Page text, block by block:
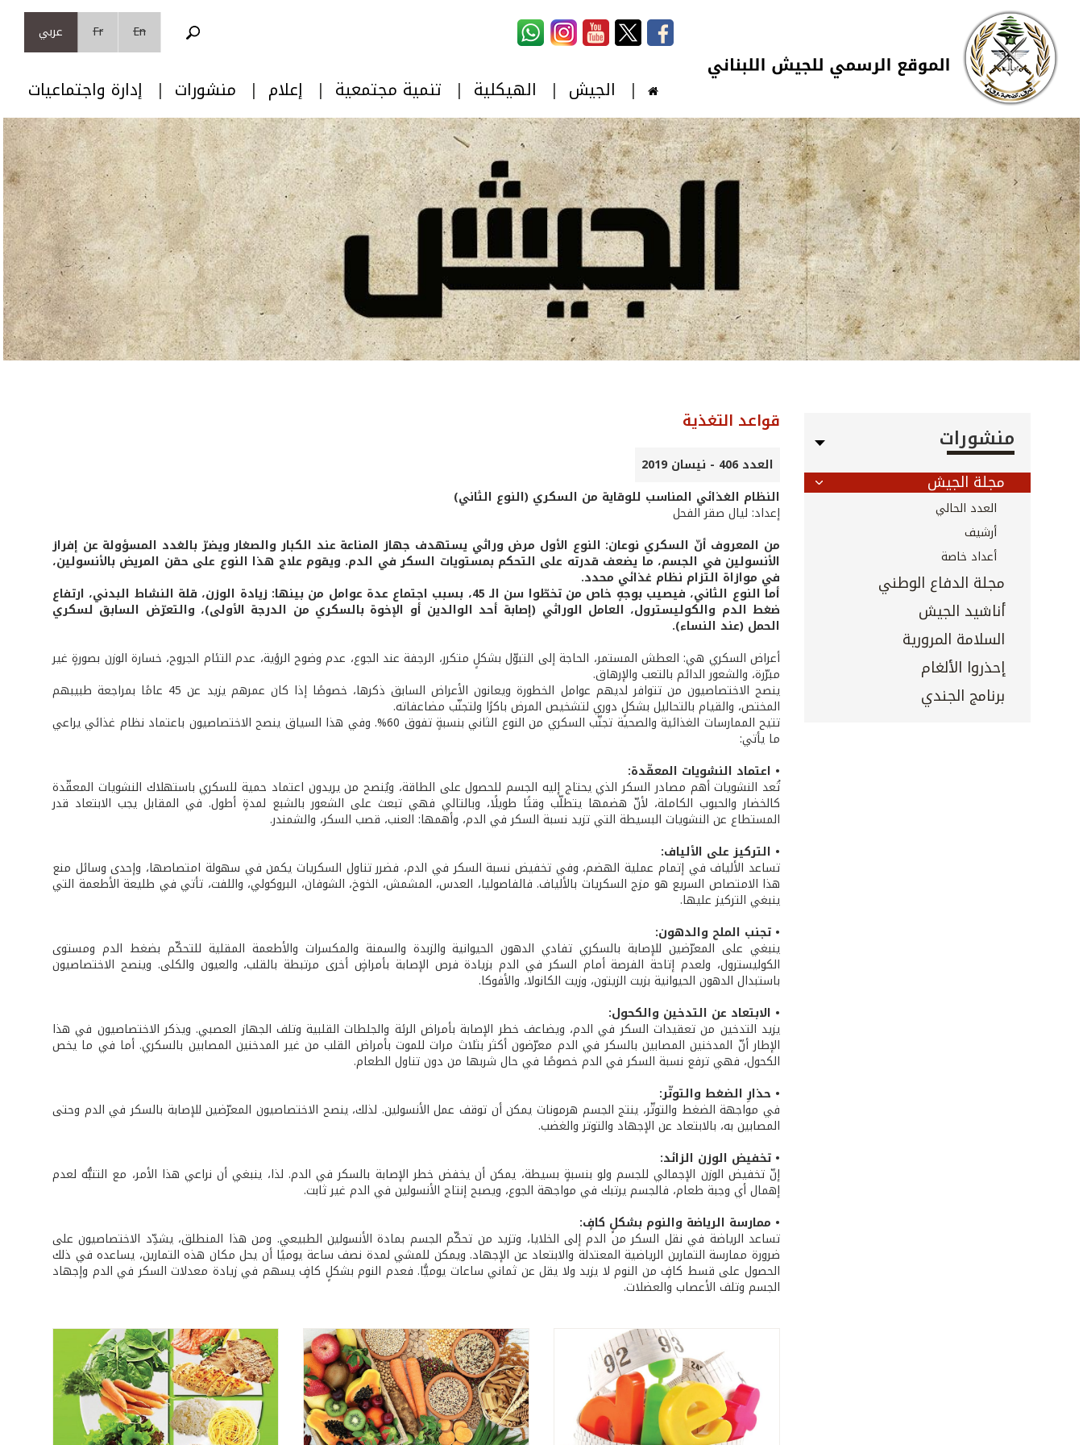
تجاوز إلى المحتوى الرئيسي
Skip to navigation
En
Fr عربي
الجيش الهيكلية تنمية مجتمعية إعلام منشورات إدارة واجتماعيات
منشورات
مجلة الجيش
العدد الحالي
أرشيف
أعداد خاصة
مجلة الدفاع الوطني
أناشيد الجيش
السلامة المرورية
إحذروا الألغام
برنامج الجندي
قواعد التغذية
العدد 406 - نيسان 2019
النظام الغذائي المناسب للوقاية من السكري (النوع الثاني)
إعداد: ليال صقر الفحل
من المعروف أنّ السكري نوعان: النوع الأول مرض وراثي يستهدف جهاز المناعة عند الكبار والصغار ويضرّ بالغدد المسؤولة عن إفراز
الأنسولين في الجسم، ما يضعف قدرته على التحكم بمستويات السكر في الدم. ويقوم علاج هذا النوع على حقن المريض بالأنسولين،
في موازاة التزام نظام غذائي محدد.
أما النوع الثاني، فيصيب بوجهٍ خاص من تخطّوا سن الـ 45، بسبب اجتماع عدة عوامل من بينها: زيادة الوزن، قلة النشاط البدني، ارتفاع
ضغط الدم والكوليسترول، العامل الوراثي (إصابة أحد الوالدين أو الإخوة بالسكري من الدرجة الأولى)، والتعرّض السابق لسكري
الحمل (عند النساء).
أعراض السكري هي: العطش المستمر، الحاجة إلى التبوّل بشكلٍ متكرر، الرجفة عند الجوع، عدم وضوح الرؤية، عدم التئام الجروح، خسارة الوزن بصورةٍ غير
مبرّرة، والشعور الدائم بالتعب والإرهاق.
ينصح الاختصاصيون من تتوافر لديهم عوامل الخطورة ويعانون الأعراض السابق ذكرها، خصوصًا إذا كان عمرهم يزيد عن 45 عامًا بمراجعة طبيبهم
المختص، والقيام بالتحاليل بشكلٍ دوري لتشخيص المرض باكرًا ولتجنّب مضاعفاته.
تتيح الممارسات الغذائية والصحية تجنّب السكري من النوع الثاني بنسبةٍ تفوق 60%. وفي هذا السياق ينصح الاختصاصيون باعتماد نظام غذائي يراعي
ما يأتي:
• اعتماد النشويات المعقّدة:
تُعد النشويات أهم مصادر السكر الذي يحتاج إليه الجسم للحصول على الطاقة، ويُنصح من يريدون اعتماد حمية للسكري باستهلاك النشويات المعقّدة
كالخضار والحبوب الكاملة، لأنّ هضمها يتطلّب وقتًا طويلًا، وبالتالي فهي تبعث على الشعور بالشبع لمدةٍ أطول. في المقابل يجب الابتعاد قدر
المستطاع عن النشويات البسيطة التي تزيد نسبة السكر في الدم، وأهمها: العنب، قصب السكر، والشمندر.
• التركيز على الألياف:
تساعد الألياف في إتمام عملية الهضم، وفي تخفيض نسبة السكر في الدم، فضرر تناول السكريات يكمن في سهولة امتصاصها، وإحدى وسائل منع
هذا الامتصاص السريع هو مزج السكريات بالألياف. فالفاصوليا، العدس، المشمش، الخوخ، الشوفان، البروكولي، واللفت، تأتي في طليعة الأطعمة التي
ينبغي التركيز عليها.
• تجنب الملح والدهون:
ينبغي على المعرّضين للإصابة بالسكري تفادي الدهون الحيوانية والزبدة والسمنة والمكسرات والأطعمة المقلية للتحكّم بضغط الدم ومستوى
الكوليسترول، ولعدم إتاحة الفرصة أمام السكر في الدم بزيادة فرص الإصابة بأمراضٍ أخرى مرتبطة بالقلب، والعيون والكلى. وينصح الاختصاصيون
باستبدال الدهون الحيوانية بزيت الزيتون، وزيت الكانولا، والأفوكا.
• الابتعاد عن التدخين والكحول:
يزيد التدخين من تعقيدات السكر في الدم، ويضاعف خطر الإصابة بأمراض الرئة والجلطات القلبية وتلف الجهاز العصبي. ويذكر الاختصاصيون في هذا
الإطار أنّ المدخنين المصابين بالسكر في الدم معرّضون أكثر بثلاث مرات للموت بأمراض القلب من غير المدخنين المصابين بالسكري. أما في ما يخص
الكحول، فهي ترفع نسبة السكر في الدم خصوصًا في حال شربها من دون تناول الطعام.
• حذارِ الضغط والتوتّر:
في مواجهة الضغط والتوتّر، ينتج الجسم هرمونات يمكن أن توقف عمل الأنسولين. لذلك، ينصح الاختصاصيون المعرّضين للإصابة بالسكر في الدم وحتى
المصابين به، بالابتعاد عن الإجهاد والتوتر والغضب.
• تخفيض الوزن الزائد:
إنّ تخفيض الوزن الإجمالي للجسم ولو بنسبةٍ بسيطة، يمكن أن يخفض خطر الإصابة بالسكر في الدم. لذا، ينبغي أن نراعي هذا الأمر، مع التنبُّه لعدم
إهمال أي وجبة طعام، فالجسم يرتبك في مواجهة الجوع، ويصبح إنتاج الأنسولين في الدم غير ثابت.
• ممارسة الرياضة والنوم بشكلٍ كافٍ:
تساعد الرياضة في نقل السكر من الدم إلى الخلايا، وتزيد من تحكّم الجسم بمادة الأنسولين الطبيعي. ومن هذا المنطلق، يشدِّد الاختصاصيون على
ضرورة ممارسة التمارين الرياضية المعتدلة والابتعاد عن الإجهاد. ويمكن للمشي لمدة نصف ساعة يوميًا أن يحل مكان هذه التمارين، يساعده في ذلك
الحصول على قسط كافٍ من النوم لا يزيد ولا يقل عن ثماني ساعات يوميًّا. فعدم النوم بشكلٍ كافٍ يسهم في زيادة معدلات السكر في الدم وإجهاد
الجسم وتلف الأعصاب والعضلات.